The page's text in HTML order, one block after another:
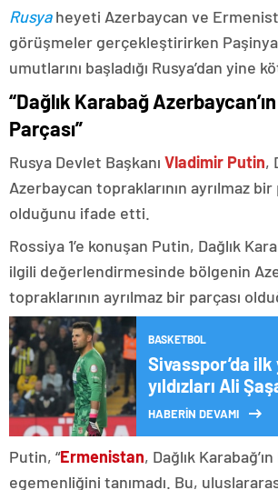
Rusyaheyeti Azerbaycan ve
görüşmeler gerçekleştirirken
umutlarını başladığı Rusya’dan yine
“Dağlık Karabağ
Parçası”
Rusya Devlet Başkanı Vladimir Putin,
Azerbaycan topraklarının ayrılmaz bir
olduğunu ifade etti.
Rossiya 1’e konuşan Putin, Dağlık
ilgili değerlendirmesinde bölgenin
topraklarının ayrılmaz bir parçası
BASKETBOL
Sivasspor’da ilk
yıldızları Ali
Manaj
HABERİN DEVAMI
Putin, “Ermenistan, Dağlık Karabağ’ın
egemenliğini tanımadı. Bu,